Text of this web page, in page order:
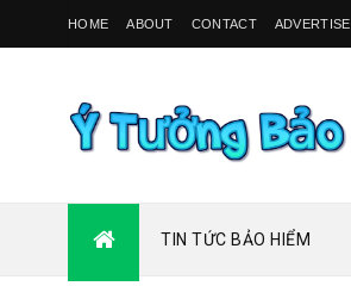
HOME ABOUT CONTACT ADVERTISE
TIN TỨC BẢO HIỂM